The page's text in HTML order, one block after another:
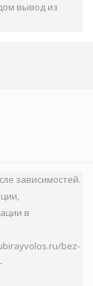
вывод из
зависимостей.
в
bez-